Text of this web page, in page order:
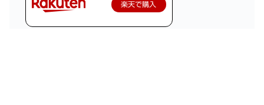
楽天で購入